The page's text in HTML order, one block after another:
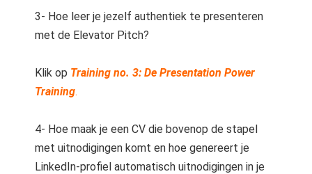
3- Hoe leer je jezelf authentiek te presenteren
met de Elevator Pitch?
Klik op Training no. 3: De Presentation Power
Training.
4- Hoe maak je een CV die bovenop de stapel
met uitnodigingen komt en hoe genereert je
LinkedIn-profiel automatisch uitnodigingen in je